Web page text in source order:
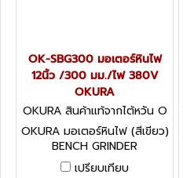
OK-SBG300 มอเตอร์หินไฟ
12นิ้ว /300 มม./ไฟ 380V
OKURA
OKURA สินค้าแท้จากไต้หวัน O
K-SBG-300
OKURA มอเตอร์หินไฟ (สีเขียว)
BENCH GRINDER
เปรียบเทียบ